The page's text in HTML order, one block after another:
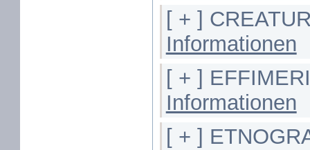
[ + ]
Informationen
[ + ]
Informationen
[ + ]